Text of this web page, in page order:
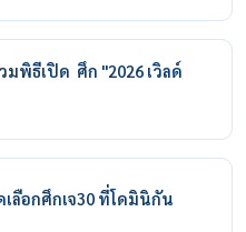
มพิธีเปิด ศึก "2026 เวิลด์
ลือกศึกเจ30 ที่โดมินิกัน